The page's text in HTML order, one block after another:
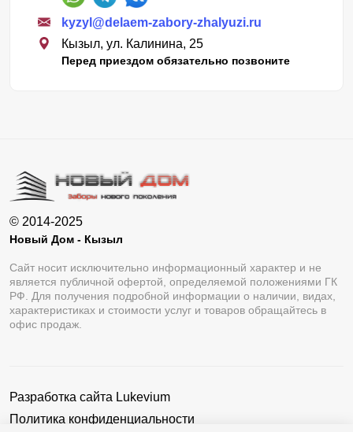
kyzyl@delaem-zabory-zhalyuzi.ru
Кызыл, ул. Калинина, 25
Перед приездом обязательно позвоните
© 2014-2025
Новый Дом - Кызыл
Сайт носит исключительно информационный характер и не
является публичной офертой, определяемой положениями ГК
РФ. Для получения подробной информации о наличии, видах,
характеристиках и стоимости услуг и товаров обращайтесь в
офис продаж.
Разработка сайта Lukevium
Политика конфиденциальности